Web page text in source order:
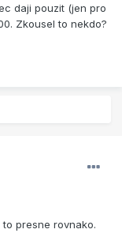
daji pouzit (jen pro
Zkousel to nekdo?
presne rovnako.